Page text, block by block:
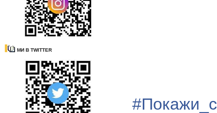
МИ В TWITTER